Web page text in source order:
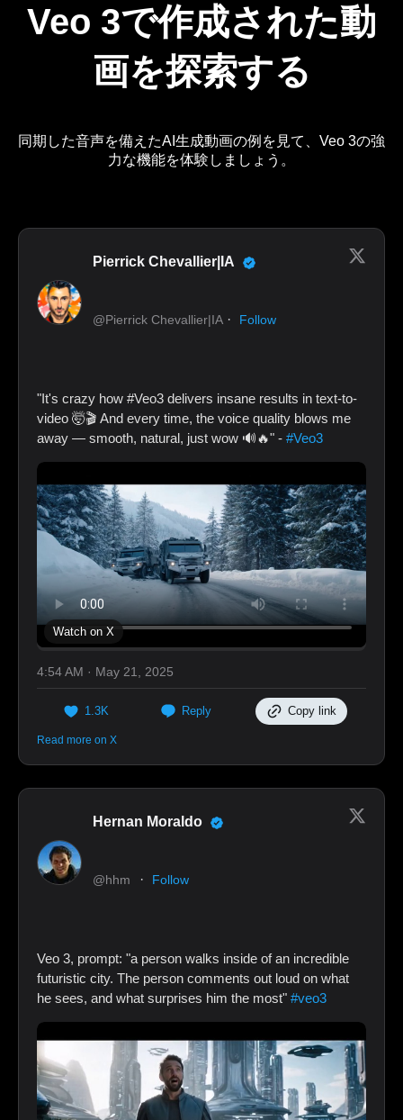
Veo 3で作成された動
画を探索する
同期した音声を備えたAI生成動画の例を見て、Veo 3の強
力な機能を体験しましょう。
Pierrick Chevallier|IA
@Pierrick Chevallier|IA · Follow
"It's crazy how #Veo3 delivers insane results in text-to-
video 🤯🎬 And every time, the voice quality blows me
away — smooth, natural, just wow 🔊🔥" - #Veo3
Watch on X
4:54 AM · May 21, 2025
1.3K Reply Copy link
Read more on X
Hernan Moraldo
@hhm · Follow
Veo 3, prompt: "a person walks inside of an incredible
futuristic city. The person comments out loud on what
he sees, and what surprises him the most" #veo3